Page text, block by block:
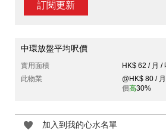
訂閱更新
中環放盤平均呎價
實用面積
HK$ 62 / 月 /
此物業
@HK$ 80 /
價高30%
加入到我的心水名單